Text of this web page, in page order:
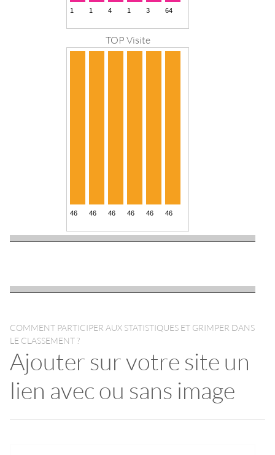
TOP Visite
COMMENT PARTICIPER AUX STATISTIQUES ET GRIMPER DANS
LE CLASSEMENT ?
Ajouter sur votre site un
lien avec ou sans image